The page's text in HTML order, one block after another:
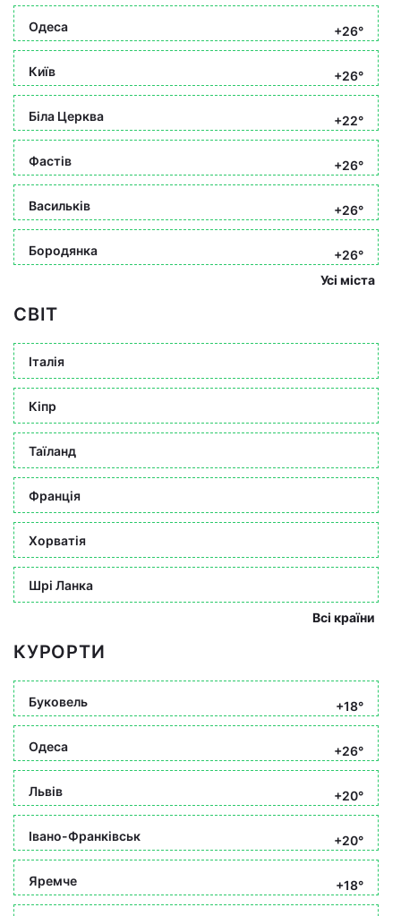
Одеса +26°
Київ +26°
Біла Церква +22°
Фастів +26°
Васильків +26°
Бородянка
+26°
Усі міста
СВІТ
Італія
Кіпр
Таїланд
Франція
Хорватія
Шрі Ланка
Всі країни
КУРОРТИ
Буковель +18°
Одеса +26°
Львів +20°
Івано-Франківськ +20°
Яремче +18°